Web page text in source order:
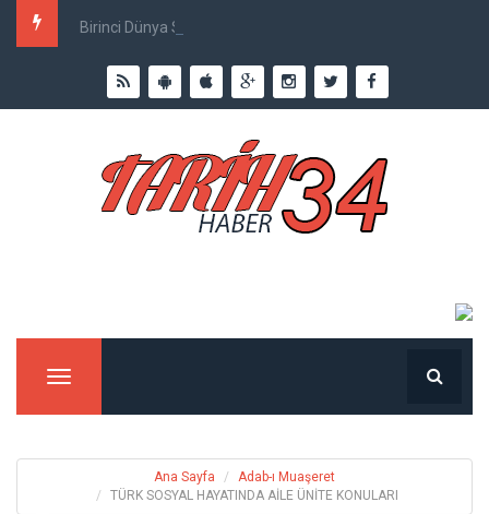
Birinci Dünya Savaşı`nda Ne Kadar İnsan Öldü?
Menu
Ana Sayfa
Adab-ı Muaşeret
TÜRK SOSYAL HAYATINDA AİLE ÜNİTE KONULARI